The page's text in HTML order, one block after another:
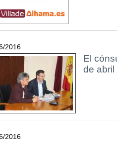
2016
El
de abril
2016